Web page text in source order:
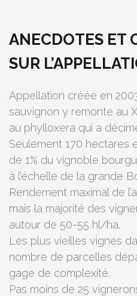
ANECDOTES ET
SUR
Appellation créée en
sauvignon y remonte au
au phylloxera qui a
Seulement 170 hectares
de 1% du vignoble
à l’échelle de la grande
Rendement maximal de
mais la majorité des
autour de 50-55 hl/ha.
Les plus vieilles vignes
nombre de parcelles
gage de complexité.
Pas moins de 25